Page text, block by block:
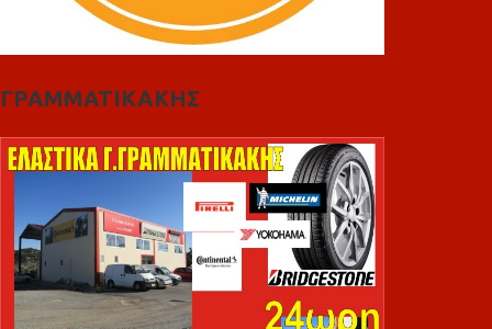
ΓΡΑΜΜΑΤΙΚΑΚΗΣ